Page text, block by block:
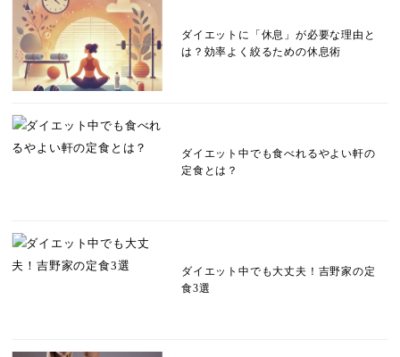
ダイエットに「休息」が必要な理由と
は？効率よく絞るための休息術
ダイエット中でも食べれるやよい軒の
定食とは？
ダイエット中でも大丈夫！吉野家の定
食3選